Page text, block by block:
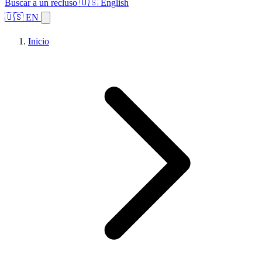
Buscar a un recluso 🇺🇸 English
🇺🇸 EN
Inicio